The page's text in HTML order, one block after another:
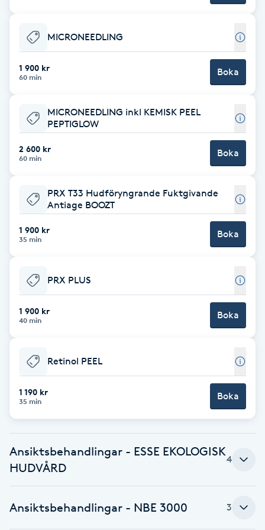
F
Face framing
Faceliftmassage
Fet hårbotten
Fettreducering
Fibromassage
Fotmassage
Fotsvamp
Fotvård
Fransar
Fransborttagning
Fransförlängning Megavolym
Fransförlängning Volym
MICRONEEDLING
1 900 kr
60 min Boka
MICRONEEDLING inkl KEMISK PEEL
PEPTIGLOW
2 600 kr
60 min Boka
PRX T33 Hudföryngrande Fuktgivande
Antiage BOOZT
1 900 kr
35 min Boka
PRX PLUS
1 900 kr
40 min Boka
Retinol PEEL
1 190 kr
35 min Boka
Ansiktsbehandlingar - ESSE EKOLOGISK
HUDVÅRD
4
Ansiktsbehandlingar - NBE 3000 3